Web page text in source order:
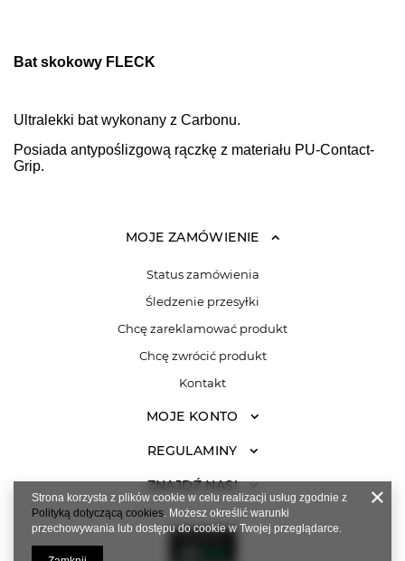
Bat skokowy FLECK
Ultralekki bat wykonany z Carbonu.
Posiada antypoślizgową rączkę z materiału PU-Contact-
Grip.
MOJE ZAMÓWIENIE
Status zamówienia
Śledzenie przesyłki
Chcę zareklamować produkt
Chcę zwrócić produkt
Kontakt
MOJE KONTO
REGULAMINY
ZNAJDŹ NAS!
Strona korzysta z plików cookie w celu realizacji usług zgodnie z
Polityką dotyczącą cookies. Możesz określić warunki
przechowywania lub dostępu do cookie w Twojej przeglądarce.